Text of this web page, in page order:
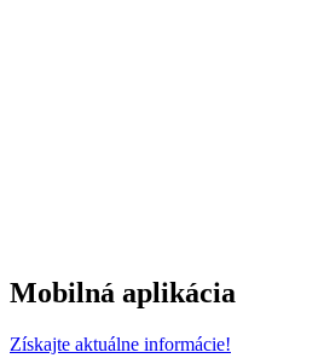
Mobilná aplikácia
Získajte aktuálne informácie!